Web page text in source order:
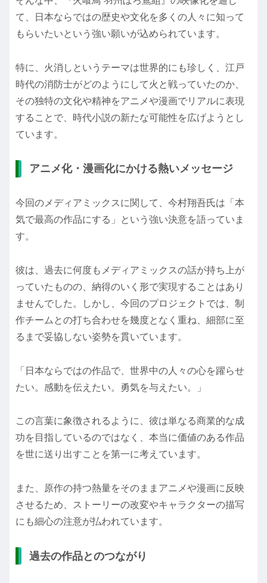
て、日本ならではの歴史や文化を多くの人々に知って
もらいたいという強い願いが込められています。
特に、火消しというテーマは世界的にも珍しく、江戸
時代の消防士がどのようにして火と戦っていたのか、
その独特の文化や精神をアニメや漫画でリアルに表現
することで、時代小説の新たな可能性を広げようとし
ています。
アニメ化・漫画化にかける熱いメッセージ
今回のメディアミックスに関して、今村翔吾氏は「本
気で最高の作品にする」という強い決意を語っていま
す。
彼は、過去に何度もメディアミックスの話が持ち上が
っていたものの、納得のいく形で実現することはあり
ませんでした。しかし、今回のプロジェクトでは、制
作チームとの打ち合わせを幾度となく重ね、細部に至
るまで妥協しない姿勢を貫いています。
「日本ならではの作品で、世界中の人々の心を躍らせ
たい。感動を伝えたい。勇気を与えたい。」
この言葉に象徴されるように、彼は単なる商業的な成
功を目指しているのではなく、本当に価値のある作品
を世に送り出すことを第一に考えています。
また、原作の持つ熱量をそのままアニメや漫画に反映
させるため、ストーリーの改変やキャラクターの描写
にも細心の注意が払われています。
過去の作品とのつながり